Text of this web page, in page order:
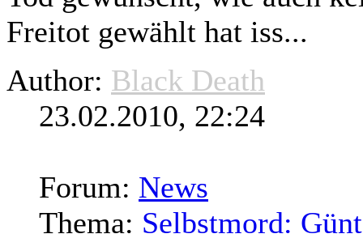
Freitot gewählt hat iss...
Author: Black Death
23.02.2010, 22:24
Forum: News
Thema: Selbstmord: